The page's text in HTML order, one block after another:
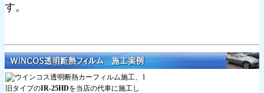
す。
旧タイプのIR-25HDを当店の代車に施工し